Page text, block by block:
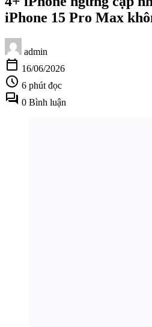
iPhone 15 Pro Max
admin
calendar_today 16/06/2026
schedule 6 phút đọc
forum 0 Bình luận